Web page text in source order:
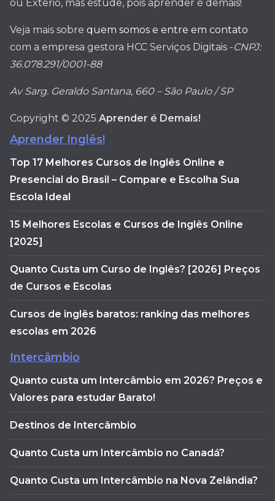
ou Exterio, mas estude, pois aprender é demais!
Veja mais sobre quem somos e entre em contato
com a empresa gestora HCC Serviços Digitais -CNPJ:
36.078.291/0001-88
Av Sarg. Geraldo Santana, 660 – São Paulo / SP
Copyright © 2025 Aprender é Demais!
Aprender Inglês!
Top 17 Melhores Cursos de Inglês Online e
Presencial do Brasil – Compare e Escolha Sua
Escola Ideal
15 Melhores Escolas e Cursos de Inglês Online
[2025]
Quanto Custa um Curso de Inglês? [2026] Preços
de Cursos e Escolas
Cursos de inglês baratos: ranking das melhores
escolas em 2026
Intercâmbio
Quanto custa um Intercâmbio em 2026? Preços e
Valores para estudar Barato!
Destinos de Intercâmbio
Quanto Custa um Intercâmbio no Canadá?
Quanto Custa um Intercâmbio na Nova Zelândia?